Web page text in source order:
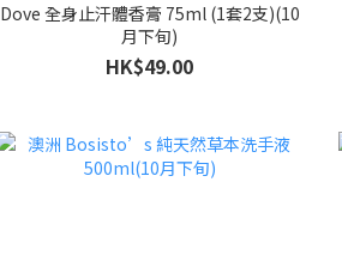
Dove 全身止汗體香膏 75ml (1套2支)(10
月下旬)
HK$49.00